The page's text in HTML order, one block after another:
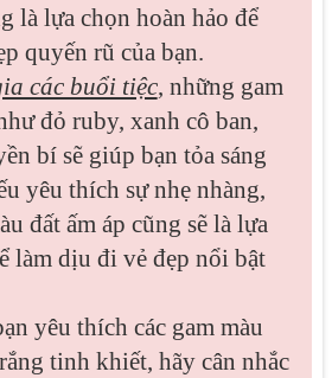
là lựa chọn hoàn hảo để
quyến rũ của bạn.
các buổi tiệc, những gam
đỏ ruby, xanh cô ban,
bí sẽ giúp bạn tỏa sáng
yêu thích sự nhẹ nhàng,
đất ấm áp cũng sẽ là lựa
làm dịu đi vẻ đẹp nổi bật
yêu thích các gam màu
tinh khiết, hãy cân nhắc